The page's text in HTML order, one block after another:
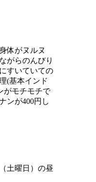
体がヌルヌ
がらのんびり
すいていての
(基本インド
がモチモチで
ンが400円し
土曜日）の昼